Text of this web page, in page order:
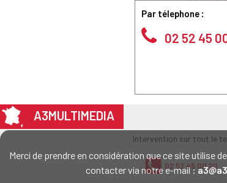
Merci de prendre en considération que ce site utilise
contacter via notre e-mail :
Par télephone :
02 52 45
A3MULTIMEDIA
Intervention sur tout le
02 52 45 00 20